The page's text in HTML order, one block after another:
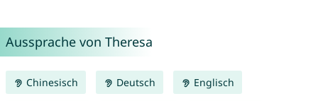
Aussprache von Theresa
Chinesisch Deutsch Englisch